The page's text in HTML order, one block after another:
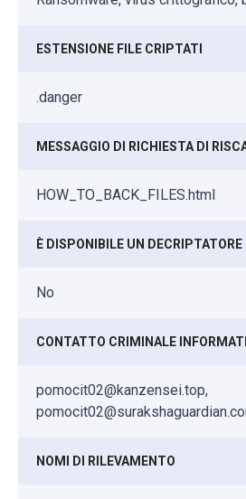
ESTENSIONE FILE CRIPTATI
.danger
MESSAGGIO DI RICHIESTA DI
HOW_TO_BACK_FILES.html
È DISPONIBILE UN
No
CONTATTO CRIMINALE
pomocit02@kanzensei.top,
NOMI DI RILEVAMENTO